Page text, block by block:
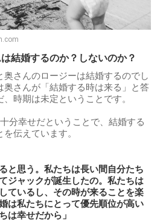
結婚するのか？しないのか？
奥さんのロージーは結婚するのでし
奥さんが「結婚する時は来る」と答
時期は未定ということです。
分幸せだということで、結婚する
伝えています。
と思う。私たちは長い間自分たち
ジャックが誕生したの。私たちは
ているし、その時が来ることを楽
は私たちにとって優先順位が高い
は幸せだから」